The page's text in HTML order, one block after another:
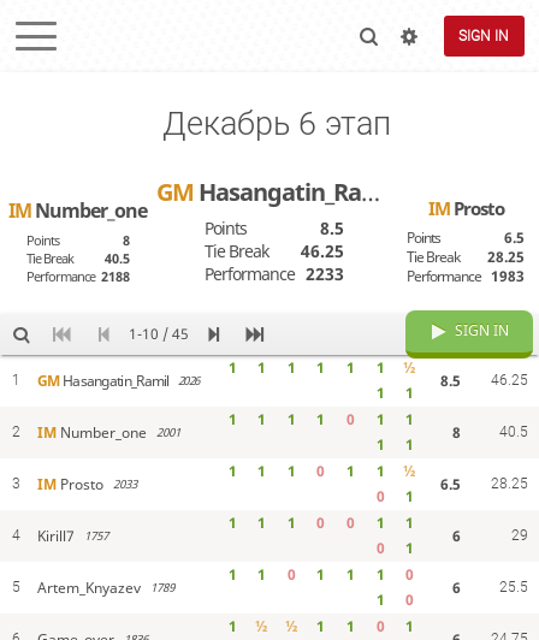
SIGN IN
Декабрь 6 этап
IMNumber_one
Points
8
Tie Break
40.5
Performance 2188
GM Hasangatin_Ramil
Points
8.5
Tie Break
46.25
Performance 2233
IMProsto
Points
6.5
Tie Break
28.25
Performance 1983
1-10 / 45 SIGN IN
1 GMHasangatin_Ramil 2026
1 1 1 1 1 1
½
1
1
8.5 46.25
2 IM Number_one 2001
1 1 1 1 0 1
1
1
1
8 40.5
3 IM Prosto 2033
1 1 1 0 1 1
½
0
1
6.5 28.25
4 Kirill7 1757
1 1 1 0 0 1
1
0
1
6 29
5 Artem_Knyazev 1789
1 1 0 1 1 1
0
1
0
6 25.5
1 ½ ½ 1 1 0
1